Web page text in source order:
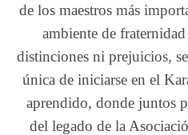
de los maestros más
ambiente de
distinciones ni prejuicios,
única de iniciarse en el
aprendido, donde juntos
del legado de la